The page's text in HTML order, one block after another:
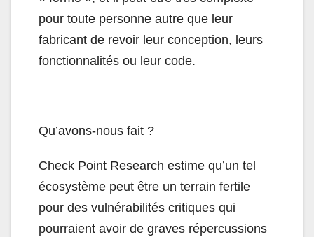
pour toute personne autre que leur
fabricant de revoir leur conception, leurs
fonctionnalités ou leur code.
Qu’avons-nous fait ?
Check Point Research estime qu’un tel
écosystème peut être un terrain fertile
pour des vulnérabilités critiques qui
pourraient avoir de graves répercussions